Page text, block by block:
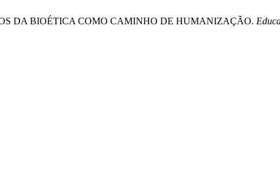
DA BIOÉTICA COMO CAMINHO DE HUMANIZAÇÃO.